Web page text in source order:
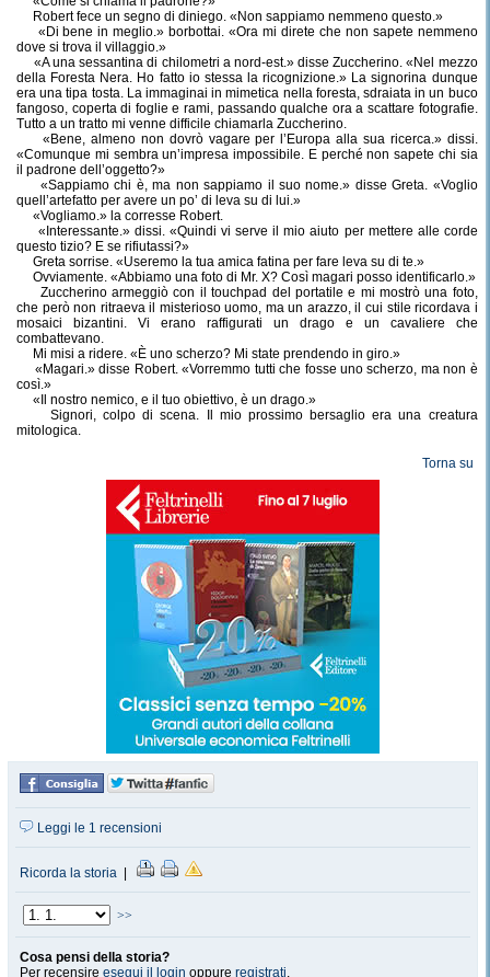
Robert fece un segno di diniego. «Non sappiamo nemmeno questo.»
«Di bene in meglio.» borbottai. «Ora mi direte che non sapete nemmeno
dove si trova il villaggio.»
«A una sessantina di chilometri a nord-est.» disse Zuccherino. «Nel mezzo
della Foresta Nera. Ho fatto io stessa la ricognizione.» La signorina dunque
era una tipa tosta. La immaginai in mimetica nella foresta, sdraiata in un buco
fangoso, coperta di foglie e rami, passando qualche ora a scattare fotografie.
Tutto a un tratto mi venne difficile chiamarla Zuccherino.
«Bene, almeno non dovrò vagare per l’Europa alla sua ricerca.» dissi.
«Comunque mi sembra un’impresa impossibile. E perché non sapete chi sia
il padrone dell’oggetto?»
«Sappiamo chi è, ma non sappiamo il suo nome.» disse Greta. «Voglio
quell’artefatto per avere un po’ di leva su di lui.»
«Vogliamo.» la corresse Robert.
«Interessante.» dissi. «Quindi vi serve il mio aiuto per mettere alle corde
questo tizio? E se rifiutassi?»
Greta sorrise. «Useremo la tua amica fatina per fare leva su di te.»
Ovviamente. «Abbiamo una foto di Mr. X? Così magari posso identificarlo.»
Zuccherino armeggiò con il touchpad del portatile e mi mostrò una foto,
che però non ritraeva il misterioso uomo, ma un arazzo, il cui stile ricordava i
mosaici bizantini. Vi erano raffigurati un drago e un cavaliere che
combattevano.
Mi misi a ridere. «È uno scherzo? Mi state prendendo in giro.»
«Magari.» disse Robert. «Vorremmo tutti che fosse uno scherzo, ma non è
così.»
«Il nostro nemico, e il tuo obiettivo, è un drago.»
Signori, colpo di scena. Il mio prossimo bersaglio era una creatura
mitologica.
Torna su
Leggi le 1 recensioni
Ricorda la storia
>>
Cosa pensi della storia?
Per recensire esegui il login oppure registrati.